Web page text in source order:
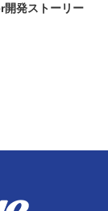
発ストーリー